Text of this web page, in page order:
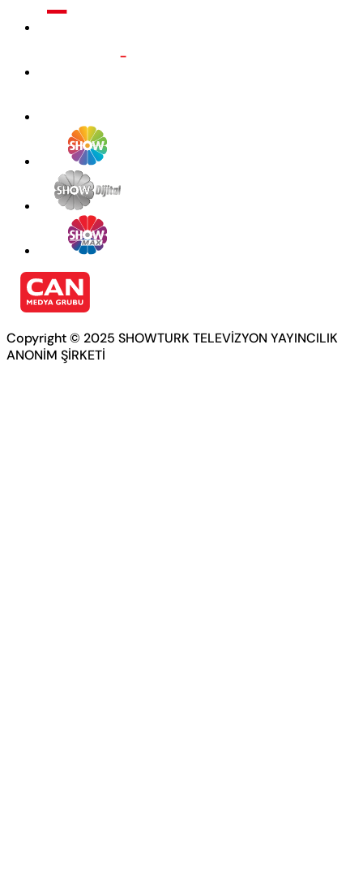
Copyright © 2025 SHOWTURK TELEVİZYON YAYINCILIK
ANONİM ŞİRKETİ